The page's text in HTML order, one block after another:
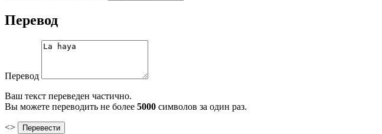
Перевод
Перевод
Ваш текст переведен частично.
Вы можете переводить не более 5000 символов за один раз.
<>